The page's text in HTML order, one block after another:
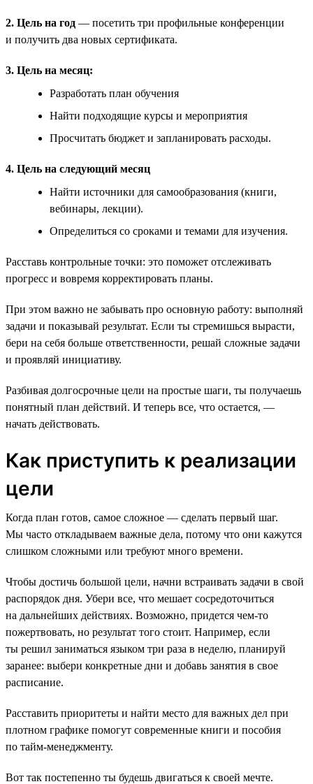
2. Цель на год — посетить три профильные конференции
и получить два новых сертификата.
3. Цель на месяц:
Разработать план обучения
Найти подходящие курсы и мероприятия
Просчитать бюджет и запланировать расходы.
4. Цель на следующий месяц
Найти источники для самообразования (книги,
вебинары, лекции).
Определиться со сроками и темами для изучения.
Расставь контрольные точки: это поможет отслеживать
прогресс и вовремя корректировать планы.
При этом важно не забывать про основную работу: выполняй
задачи и показывай результат. Если ты стремишься вырасти,
бери на себя больше ответственности, решай сложные задачи
и проявляй инициативу.
Разбивая долгосрочные цели на простые шаги, ты получаешь
понятный план действий. И теперь все, что остается, —
начать действовать.
Как приступить к реализации
цели
Когда план готов, самое сложное — сделать первый шаг.
Мы часто откладываем важные дела, потому что они кажутся
слишком сложными или требуют много времени.
Чтобы достичь большой цели, начни встраивать задачи в свой
распорядок дня. Убери все, что мешает сосредоточиться
на дальнейших действиях. Возможно, придется чем-то
пожертвовать, но результат того стоит. Например, если
ты решил заниматься языком три раза в неделю, планируй
заранее: выбери конкретные дни и добавь занятия в свое
расписание.
Расставить приоритеты и найти место для важных дел при
плотном графике помогут современные книги и пособия
по тайм-менеджменту.
Вот так постепенно ты будешь двигаться к своей мечте.